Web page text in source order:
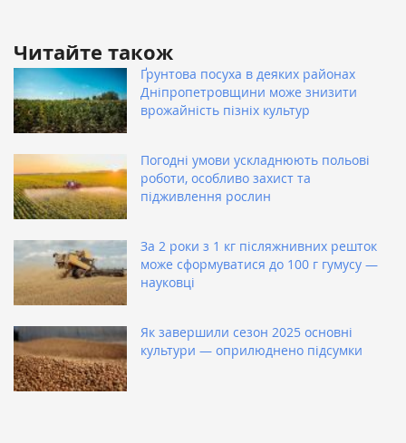
Читайте також
Ґрунтова посуха в деяких районах
Дніпропетровщини може знизити
врожайність пізніх культур
Погодні умови ускладнюють польові
роботи, особливо захист та
підживлення рослин
За 2 роки з 1 кг післяжнивних решток
може сформуватися до 100 г гумусу —
науковці
Як завершили сезон 2025 основні
культури — оприлюднено підсумки